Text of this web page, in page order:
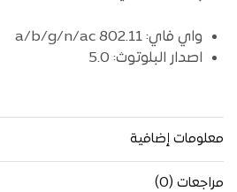
واي فاي: 802.11 a/b/g/n/ac
اصدار البلوتوث: 5.0
معلومات إضافية
مراجعات (0)